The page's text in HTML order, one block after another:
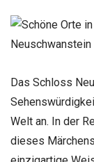
Das Schloss
Welt an. In der
dieses